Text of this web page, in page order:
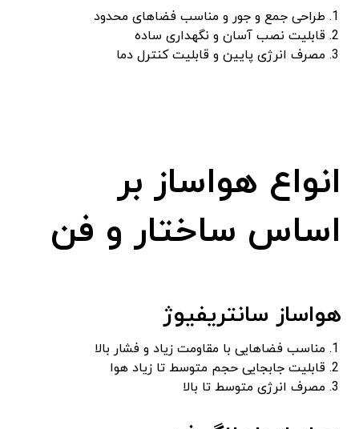
طراحی جمع و جور و مناسب فضاهای محدود
قابلیت نصب آسان و نگهداری ساده
مصرف انرژی پایین و قابلیت کنترل دما
انواع هواساز بر
اساس ساختار و فن
هواساز سانتریفیوژ
مناسب فضاهایی با مقاومت زیاد و فشار بالا
قابلیت جابجایی حجم متوسط تا زیاد هوا
مصرف انرژی متوسط تا بالا